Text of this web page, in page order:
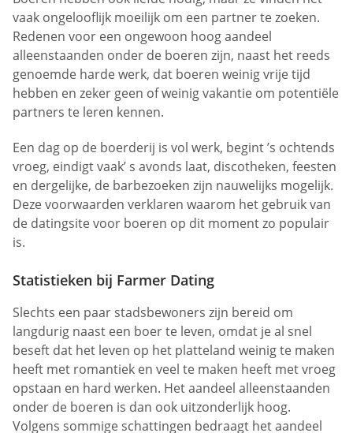
vaak ongelooflijk moeilijk om een partner te zoeken.
Redenen voor een ongewoon hoog aandeel
alleenstaanden onder de boeren zijn, naast het reeds
genoemde harde werk, dat boeren weinig vrije tijd
hebben en zeker geen of weinig vakantie om potentiële
partners te leren kennen.
Een dag op de boerderij is vol werk, begint ’s ochtends
vroeg, eindigt vaak’ s avonds laat, discotheken, feesten
en dergelijke, de barbezoeken zijn nauwelijks mogelijk.
Deze voorwaarden verklaren waarom het gebruik van
de datingsite voor boeren op dit moment zo populair
is.
Statistieken bij Farmer Dating
Slechts een paar stadsbewoners zijn bereid om
langdurig naast een boer te leven, omdat je al snel
beseft dat het leven op het platteland weinig te maken
heeft met romantiek en veel te maken heeft met vroeg
opstaan en hard werken. Het aandeel alleenstaanden
onder de boeren is dan ook uitzonderlijk hoog.
Volgens sommige schattingen bedraagt het aandeel